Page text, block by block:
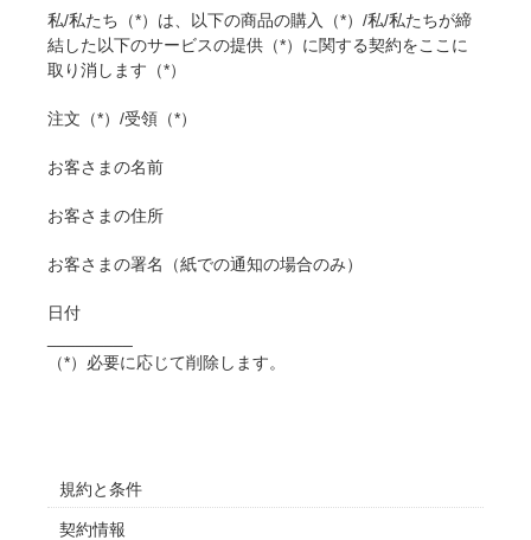
私/私たち（*）は、以下の商品の購入（*）/私/私たちが締
結した以下のサービスの提供（*）に関する契約をここに
取り消します（*）
注文（*）/受領（*）
お客さまの名前
お客さまの住所
お客さまの署名（紙での通知の場合のみ）
日付
（*）必要に応じて削除します。
規約と条件
契約情報